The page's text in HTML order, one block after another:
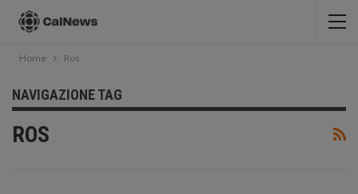
Home Ros
NAVIGAZIONE TAG
ROS